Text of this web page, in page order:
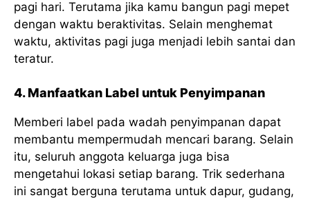
pagi hari. Terutama jika kamu bangun pagi mepet
dengan waktu beraktivitas. Selain menghemat
waktu, aktivitas pagi juga menjadi lebih santai dan
teratur.
4. Manfaatkan Label untuk Penyimpanan
Memberi label pada wadah penyimpanan dapat
membantu mempermudah mencari barang. Selain
itu, seluruh anggota keluarga juga bisa
mengetahui lokasi setiap barang. Trik sederhana
ini sangat berguna terutama untuk dapur, gudang,